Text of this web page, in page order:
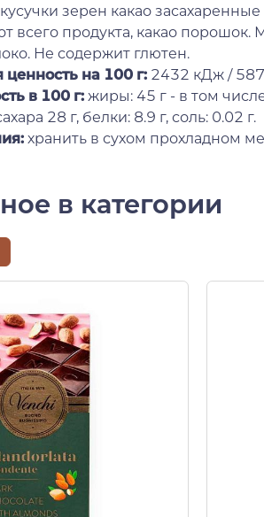
зерен какао
всего продукта, какао
Не содержит глютен.
ценность на 100 г: 2432 кДж / 587
в 100 г: жиры: 45 г - в том
28 г, белки: 8.9 г, соль: 0.02 г.
хранить в сухом прохладном
в категории